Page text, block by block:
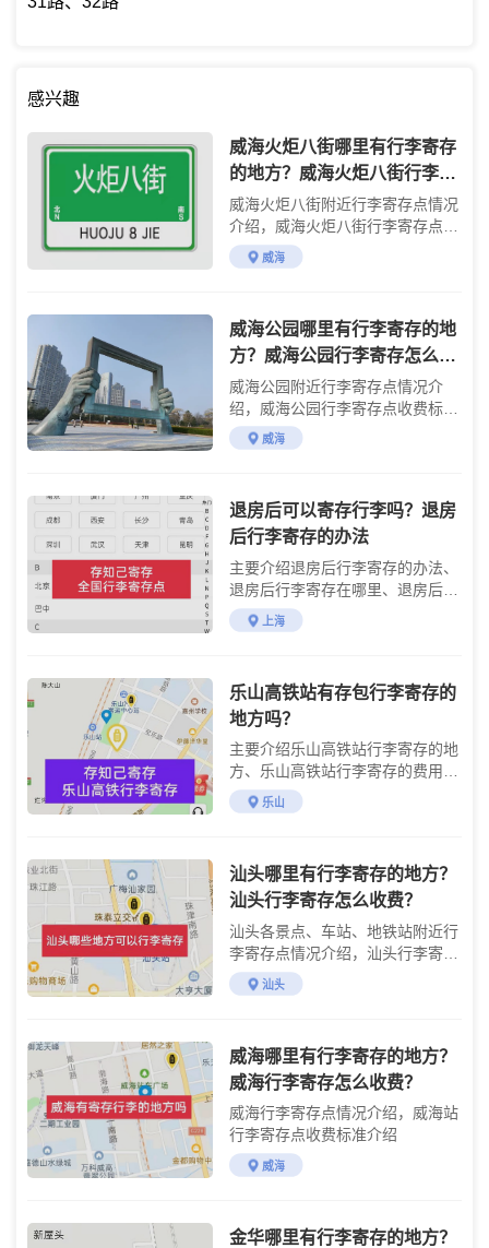
感兴趣
威海火炬八街哪里有行李寄存
的地方？威海火炬八街行李寄
存怎么收费？
威海火炬八街附近行李寄存点情况
介绍，威海火炬八街行李寄存点收
费标准介绍
威海
威海公园哪里有行李寄存的地
方？威海公园行李寄存怎么收
费？
威海公园附近行李寄存点情况介
绍，威海公园行李寄存点收费标准
介绍
威海
退房后可以寄存行李吗？退房
后行李寄存的办法
主要介绍退房后行李寄存的办法、
退房后行李寄存在哪里、退房后行
李存放的地方
上海
乐山高铁站有存包行李寄存的
地方吗？
主要介绍乐山高铁站行李寄存的地
方、乐山高铁站行李寄存的费用及
行李寄存使用方法
乐山
汕头哪里有行李寄存的地方？
汕头行李寄存怎么收费？
汕头各景点、车站、地铁站附近行
李寄存点情况介绍，汕头行李寄存
点收费标准介绍
汕头
威海哪里有行李寄存的地方？
威海行李寄存怎么收费？
威海行李寄存点情况介绍，威海站
行李寄存点收费标准介绍
威海
金华哪里有行李寄存的地方？